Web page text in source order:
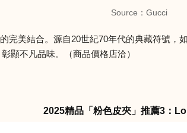
Source：Gucci
完美結合。源自20世紀70年代的典藏符號
顯不凡品味。（商品價格店洽）
2025精品「粉色皮夾」推薦3：